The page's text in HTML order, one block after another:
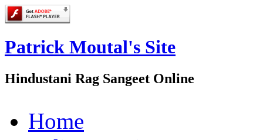
Patrick Moutal's Site
Hindustani Rag Sangeet Online
Home